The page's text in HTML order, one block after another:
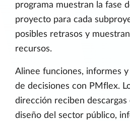
programa muestran la fase
proyecto para cada
posibles retrasos y
recursos.
Alinee funciones, informes
de decisiones con PMflex.
dirección reciben descargas
diseño del sector público,